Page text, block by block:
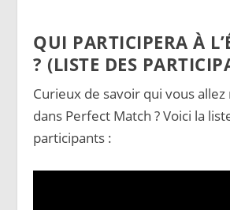
QUI PARTICIPERA À
? (LISTE DES
Curieux de savoir qui vous
dans Perfect Match ? Voici la
participants :